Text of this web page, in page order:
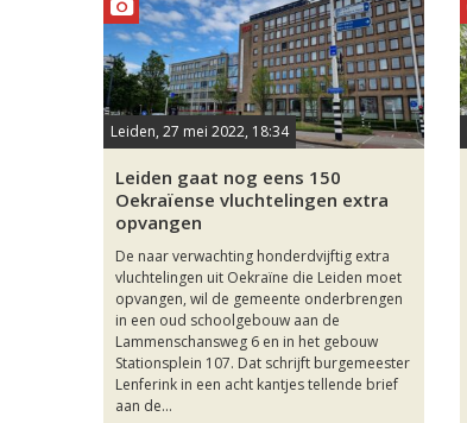
Leiden, 27 mei 2022, 18:34
Leiden gaat nog eens 150
Oekraïense vluchtelingen extra
opvangen
De naar verwachting honderdvijftig extra
vluchtelingen uit Oekraïne die Leiden moet
opvangen, wil de gemeente onderbrengen
in een oud schoolgebouw aan de
Lammenschansweg 6 en in het gebouw
Stationsplein 107. Dat schrijft burgemeester
Lenferink in een acht kantjes tellende brief
aan de...